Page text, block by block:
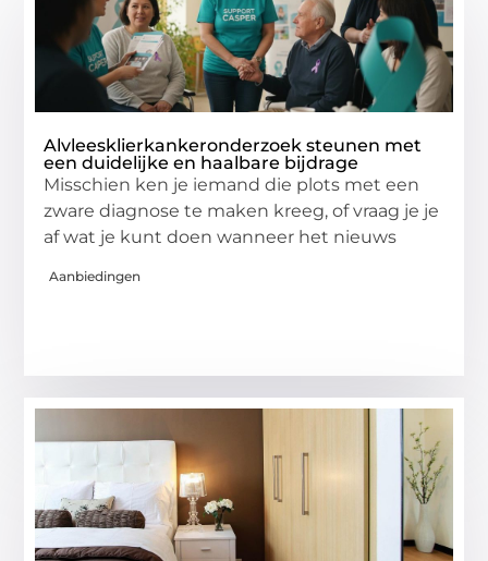
Alvleesklierkankeronderzoek steunen met
een duidelijke en haalbare bijdrage
Misschien ken je iemand die plots met een
zware diagnose te maken kreeg, of vraag je je
af wat je kunt doen wanneer het nieuws
Aanbiedingen